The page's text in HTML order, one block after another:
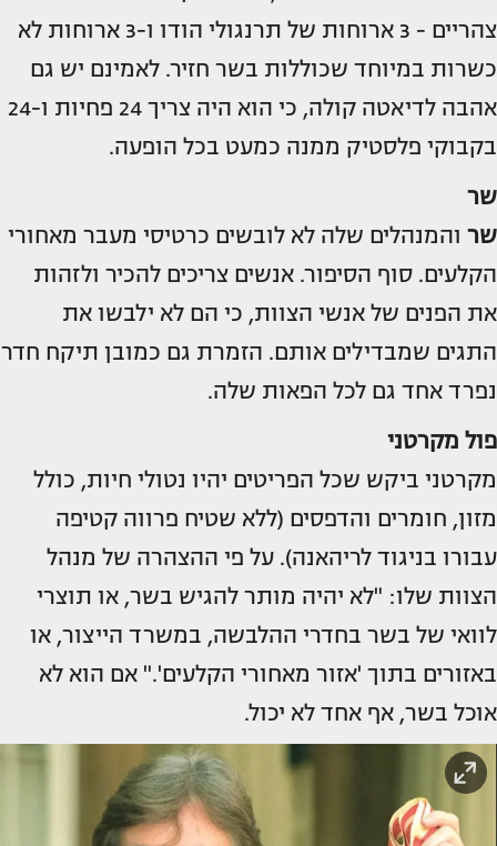
צהריים - 3 ארוחות של תרנגולי הודו ו-3 ארוחות לא
כשרות במיוחד שכוללות בשר חזיר. לאמינם יש גם
אהבה לדיאטה קולה, כי הוא היה צריך 24 פחיות ו-24
בקבוקי פלסטיק ממנה כמעט בכל הופעה.
שר
שר והמנהלים שלה לא לובשים כרטיסי מעבר מאחורי
הקלעים. סוף הסיפור. אנשים צריכים להכיר ולזהות
את הפנים של אנשי הצוות, כי הם לא ילבשו את
התגים שמבדילים אותם. הזמרת גם כמובן תיקח חדר
נפרד אחד גם לכל הפאות שלה.
פול מקרטני
מקרטני ביקש שכל הפריטים יהיו נטולי חיות, כולל
מזון, חומרים והדפסים (ללא שטיח פרווה קטיפה
עבורו בניגוד לריהאנה). על פי ההצהרה של מנהל
הצוות שלו: "לא יהיה מותר להגיש בשר, או תוצרי
לוואי של בשר בחדרי ההלבשה, במשרד הייצור, או
באזורים בתוך 'אזור מאחורי הקלעים'." אם הוא לא
אוכל בשר, אף אחד לא יכול.